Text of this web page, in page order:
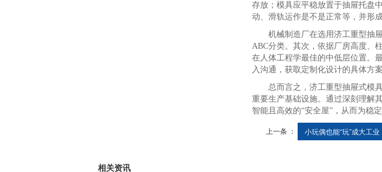
存放；模具应平稳放置于抽屉托盘
动、滑轨运作是不是正常等，并形成
机械制造厂在选用济工重型抽屉
ABC分类。其次，依据厂房高度、
在人体工程学最佳的中低层位置。
入沟通，获取定制化设计的具体方
总而言之，济工重型抽屉式模具
重要生产基础设施。通过深刻理解
智能且高效的“安全屋”，从而为稳
上一条 ： 小玩偶也能“玩”成大工业
相关资讯